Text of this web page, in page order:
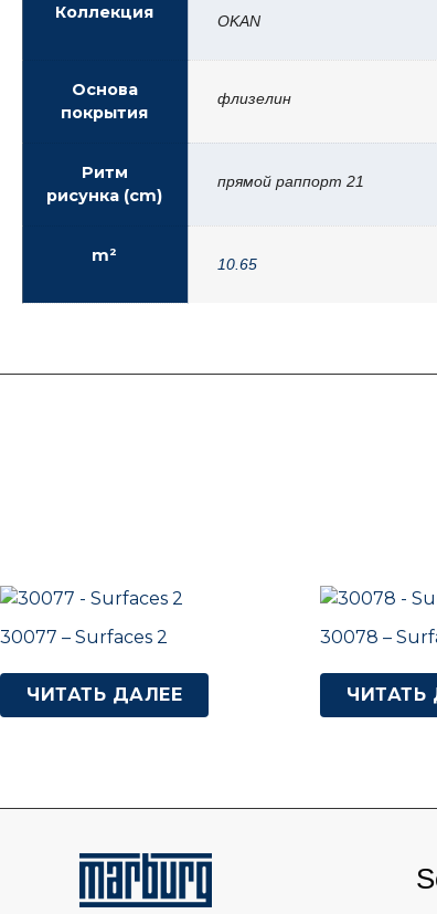
Коллекция OKAN
Основа
покрытия
флизелин
Ритм
рисунка (cm)
прямой раппорт 21
m² 10.65
30077 – Surfaces 2
ЧИТАТЬ ДАЛЕЕ
30078 –
ЧИТАТЬ